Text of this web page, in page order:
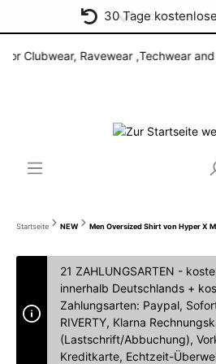
Schneller
30 Tage
Ravewear ,Techwear and
Startseite NEW Men Oversized Shirt von Hyper X
21 ZAHLUNGSARTEN -
innerhalb Deutschlands +
Zahlungsarten: Paypal,
RIVERTY, Klarna
(Lastschrift/Abbuchung),
Kreditkarte, Echtzeit-